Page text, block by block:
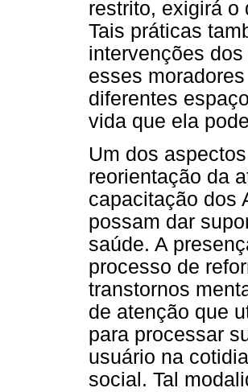
restrito, exigirá o
Tais práticas
intervenções
esses
diferentes
vida que ela
Um dos
reorientação da
capacitação dos
possam dar
saúde. A
processo de
transtornos
de atenção que
para processar
usuário na
social. Tal